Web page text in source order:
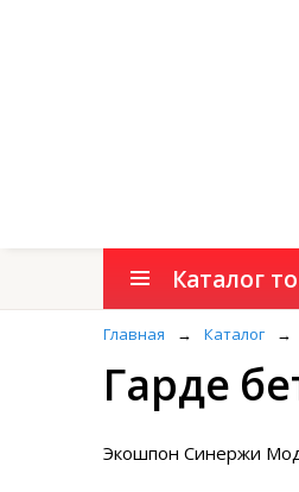
Каталог
Главная → Каталог →
Гарде
Экошпон Синержи